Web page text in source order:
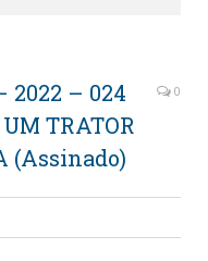
2022 – 024
TRATOR
(Assinado)
0